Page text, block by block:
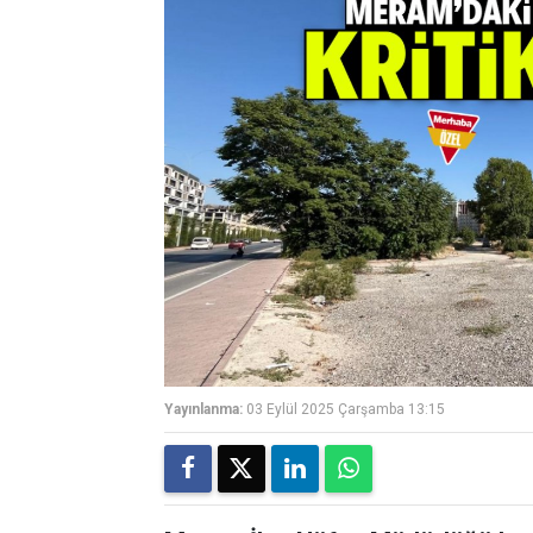
Yayınlanma: 03 Eylül 2025 Çarşamba 13:15